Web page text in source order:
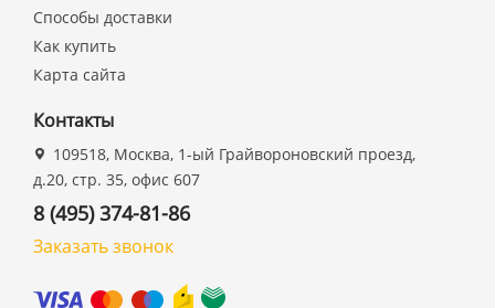
Способы доставки
Как купить
Карта сайта
Контакты
109518, Москва, 1-ый Грайвороновский проезд,
д.20, стр. 35, офис 607
8 (495) 374-81-86
Заказать звонок